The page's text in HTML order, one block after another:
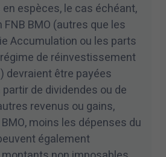
espèces, le cas échéant,
FNB BMO (autres que les
Accumulation ou les parts
de réinvestissement
devraient être payées
de dividendes ou de
revenus ou gains,
moins les dépenses du
également